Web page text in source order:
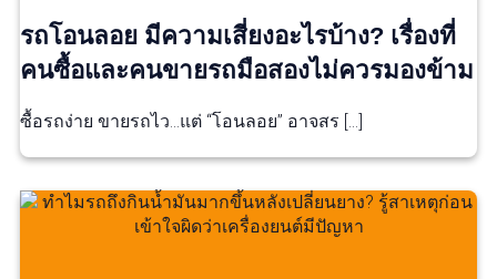
รถโอนลอย มีความเสี่ยงอะไรบ้าง? เรื่องที่
คนซื้อและคนขายรถมือสองไม่ควรมองข้าม
ซื้อรถง่าย ขายรถไว…แต่ “โอนลอย” อาจสร […]